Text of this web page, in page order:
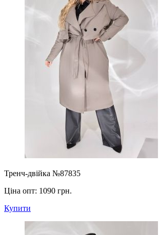
Тренч-двійка №87835
Ціна опт: 1090 грн.
Купити